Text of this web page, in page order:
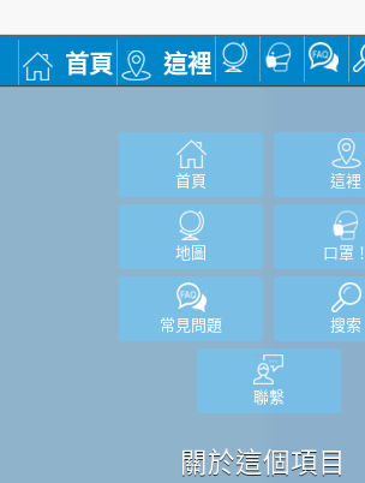
首頁 這裡
首頁 這裡
地圖 口罩！
常見問題 搜索
聯繫
關於這個項目